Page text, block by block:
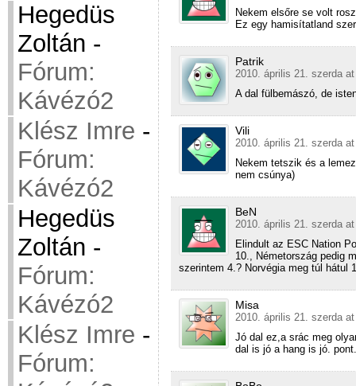
Hegedüs
Zoltán -
Fórum:
Kávézó2
Klész Imre -
Fórum:
Kávézó2
Hegedüs
Zoltán -
Fórum:
Kávézó2
Klész Imre -
Fórum:
Nekem elsőre se volt
Ez egy hamisítatland
Patrik
2010. április 21. szerda
A dal fülbemászó, de
Vili
2010. április 21. szerda
Nekem tetszik és a
nem csúnya)
BeN
2010. április 21. szerda
Elindult az ESC Nation
10., Németország pedig
szerintem 4.? Norvégia meg túl hátul
Misa
2010. április 21. szerda
Jó dal ez,a srác meg
dal is jó a hang is jó.